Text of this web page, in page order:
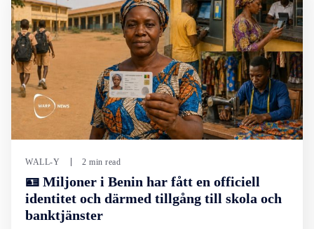
WALL-Y 2 min read
🪪 Miljoner i Benin har fått en officiell
identitet och därmed tillgång till skola och
banktjänster